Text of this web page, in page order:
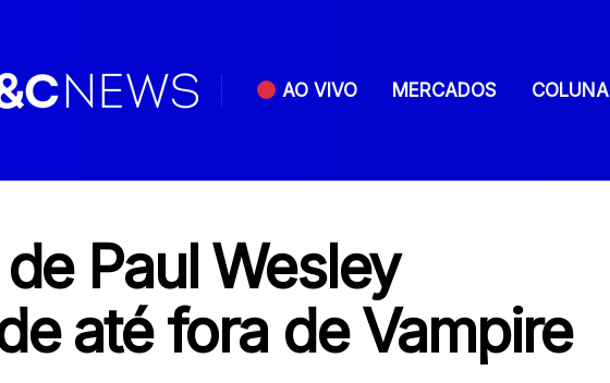
AO VIVO MERCADOS COLUNA
Paul Wesley
até fora de Vampire